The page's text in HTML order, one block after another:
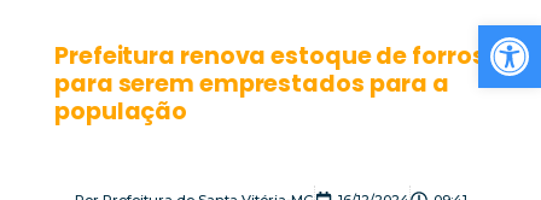
Prefeitura renova estoque de forros
para serem emprestados para a
população